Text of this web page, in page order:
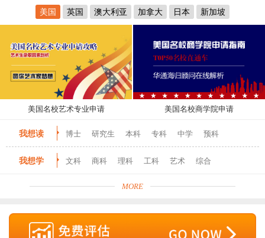
美国
英国 澳大利亚 加拿大 日本 新加坡
美国名校艺术专业申请 美国名校商学院申请
我想读 博士 研究生 本科 专科 中学 预科
我想学 文科 商科 理科 工科 艺术 综合
MORE